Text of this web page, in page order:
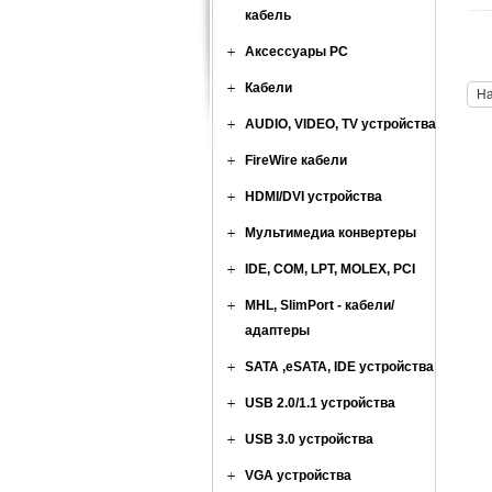
кабель
Аксессуары PC
Кабели
AUDIO, VIDEO, TV устройства
FireWire кабели
HDMI/DVI устройства
Мультимедиа конвертеры
IDE, COM, LPT, MOLEX, PCI
MHL, SlimPort - кабели/
адаптеры
SATA ,eSATA, IDE устройства
USB 2.0/1.1 устройства
USB 3.0 устройства
VGA устройства